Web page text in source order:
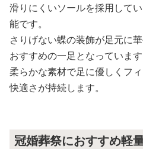
滑りにくいソールを採用して
能です。
さりげない蝶の装飾が足元に
おすすめの一足となっています
柔らかな素材で足に優しくフ
快適さが持続します。
冠婚葬祭におすすめ軽